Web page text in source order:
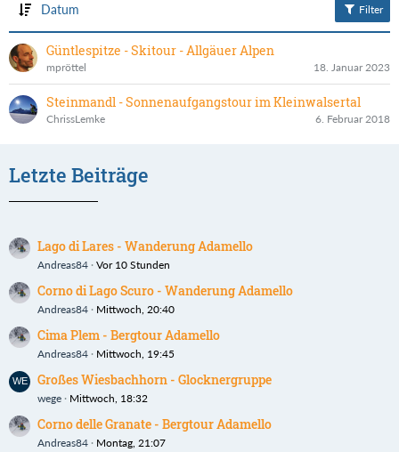
Datum Filter
Güntlespitze - Skitour - Allgäuer Alpen
mpröttel 18. Januar 2023
Steinmandl - Sonnenaufgangstour im Kleinwalsertal
ChrissLemke 6. Februar 2018
Letzte Beiträge
Lago di Lares - Wanderung Adamello
Andreas84 Vor 10 Stunden
Corno di Lago Scuro - Wanderung Adamello
Andreas84 Mittwoch, 20:40
Cima Plem - Bergtour Adamello
Andreas84 Mittwoch, 19:45
Großes Wiesbachhorn - Glocknergruppe
wege Mittwoch, 18:32
Corno delle Granate - Bergtour Adamello
Andreas84 Montag, 21:07